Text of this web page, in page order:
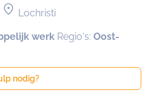
location_on Lochristi
werk Regio's: Oost-
nodig?